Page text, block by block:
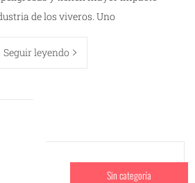
de los viveros. Uno
Seguir leyendo
Sin categoría